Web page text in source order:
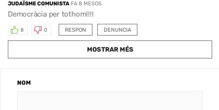
JUDAÏSME COMUNISTA FA 8 MESOS
Democràcia per tothom!!!!
RESPON
8 0 DENUNCIA
MOSTRAR MÉS
NOM